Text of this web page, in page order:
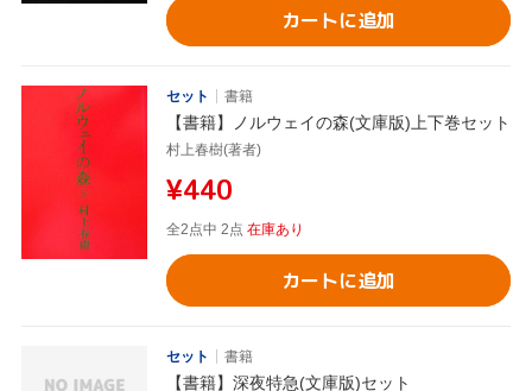
カートに追加
セット 書籍
【書籍】ノルウェイの森(文庫版)上下巻セット
村上春樹(著者)
¥440
全2点中 2点 在庫あり
カートに追加
セット 書籍
【書籍】深夜特急(文庫版)セット